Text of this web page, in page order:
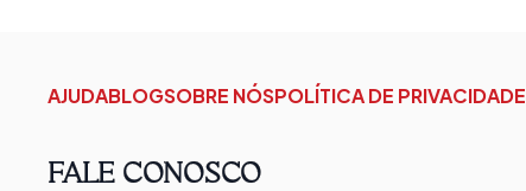
AJUDABLOGSOBRE NÓSPOLÍTICA DE PRIVACIDADE
FALE CONOSCO